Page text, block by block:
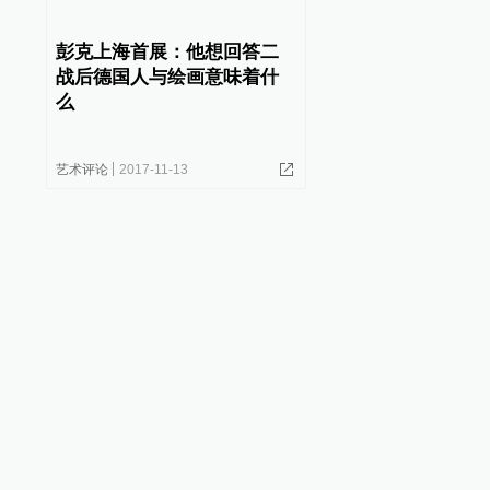
彭克上海首展：他想回答二
战后德国人与绘画意味着什
么
艺术评论 2017-11-13